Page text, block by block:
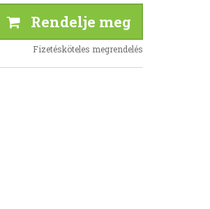
Rendelje meg
Fizetésköteles megrendelés